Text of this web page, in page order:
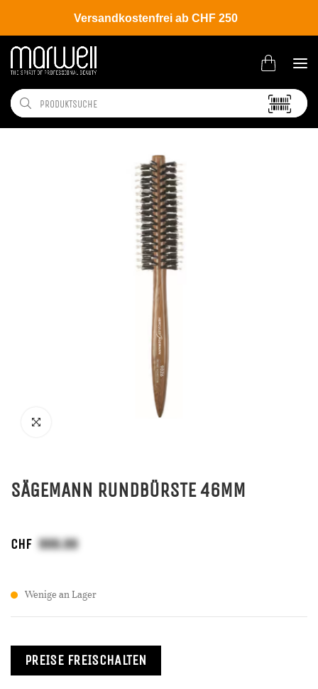
Versandkostenfrei ab CHF 250
Shop Tools Bürsten | Kämme Bürsten
SÄGEMANN RUNDBÜRSTE 46MM
CHF
Wenige an Lager
PREISE FREISCHALTEN